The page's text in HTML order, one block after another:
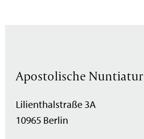
Apostolische Nuntiatur
Lilienthalstraße 3A
10965 Berlin